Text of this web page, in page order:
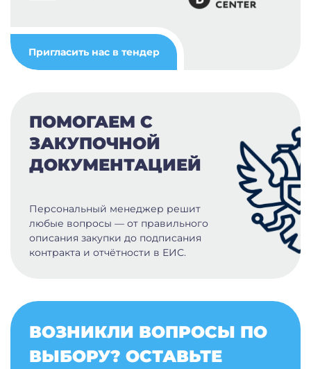
Пригласить нас в тендер
ПОМОГАЕМ С
ЗАКУПОЧНОЙ
ДОКУМЕНТАЦИЕЙ
Персональный менеджер решит
любые вопросы — от правильного
описания закупки до подписания
контракта и отчётности в ЕИС.
ВОЗНИКЛИ ВОПРОСЫ ПО
ВЫБОРУ? ОСТАВЬТЕ